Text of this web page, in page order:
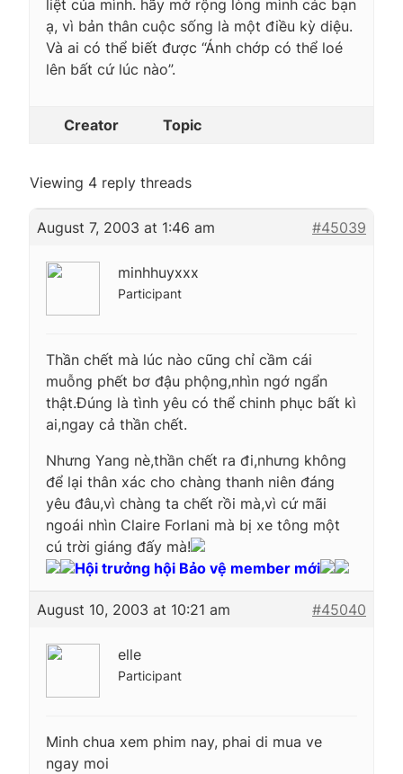
liệt của mình. hãy mở rộng lòng mình các bạn
ạ, vì bản thân cuộc sống là một điều kỳ diệu.
Và ai có thể biết được “Ánh chớp có thể loé
lên bất cứ lúc nào”.
Creator Topic
Viewing 4 reply threads
August 7, 2003 at 1:46 am #45039
minhhuyxxx
Participant
Thần chết mà lúc nào cũng chỉ cầm cái
muỗng phết bơ đậu phộng,nhìn ngớ ngẩn
thật.Đúng là tình yêu có thể chinh phục bất kì
ai,ngay cả thần chết.
Nhưng Yang nè,thần chết ra đi,nhưng không
để lại thân xác cho chàng thanh niên đáng
yêu đâu,vì chàng ta chết rồi mà,vì cứ mãi
ngoái nhìn Claire Forlani mà bị xe tông một
cú trời giáng đấy mà!
Hội trưởng hội Bảo vệ member mới
August 10, 2003 at 10:21 am #45040
elle
Participant
Minh chua xem phim nay, phai di mua ve
ngay moi